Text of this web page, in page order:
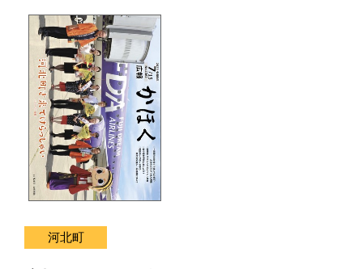
河北町
このサイトについて
運営会社
ご利用ガイド
よくある質問
サイトマップ
掲載の方法